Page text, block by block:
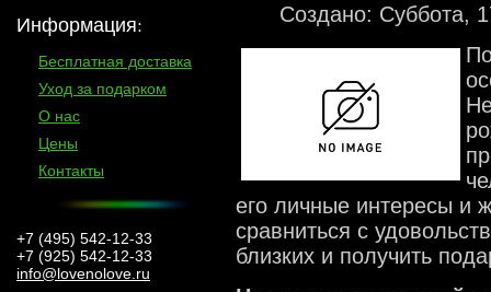
Информация:
Бесплатная доставка
Уход за подарком
О нас
Цены
Контакты
+7 (495) 542-12-33
+7 (925) 542-12-33
info@lovenolove.ru
Создано: Суббота,
его личные интересы и
сравниться с
близких и получить